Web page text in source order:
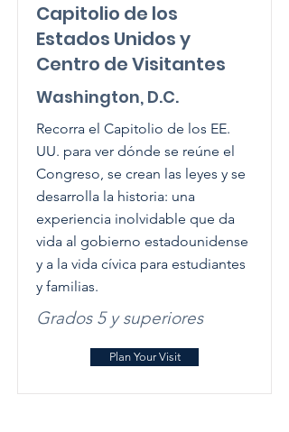
Capitolio de los
Estados Unidos y
Centro de Visitantes
Washington, D.C.
Recorra el Capitolio de los EE.
UU. para ver dónde se reúne el
Congreso, se crean las leyes y se
desarrolla la historia: una
experiencia inolvidable que da
vida al gobierno estadounidense
y a la vida cívica para estudiantes
y familias.
Grados 5 y superiores
Plan Your Visit